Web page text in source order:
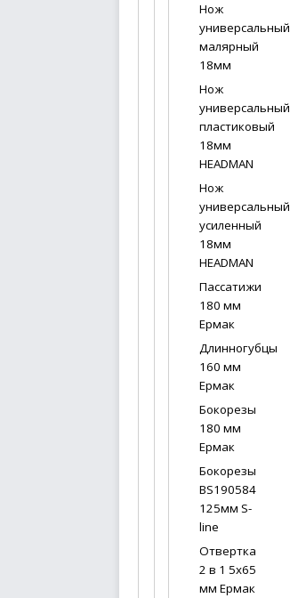
Нож
универсальный
малярный
18мм
Нож
универсальный
пластиковый
18мм
HEADMAN
Нож
универсальный
усиленный
18мм
HEADMAN
Пассатижи
180 мм
Ермак
Длинногубцы
160 мм
Ермак
Бокорезы
180 мм
Ермак
Бокорезы
BS190584
125мм S-
line
Отвертка
2 в 1 5х65
мм Ермак